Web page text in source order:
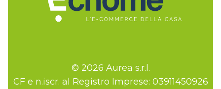
© 2026 Aurea s.r.l.
CF e n.iscr. al Registro Imprese: 03911450926